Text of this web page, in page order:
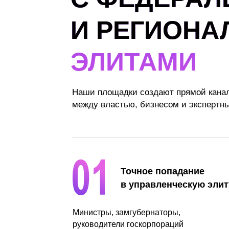
Наши площадки создают прямой
между властью, бизнесом и
И
ЭЛИТАМИ
Точное попадание
в управленческую
Министры, замгубернаторы,
руководители госкорпораций